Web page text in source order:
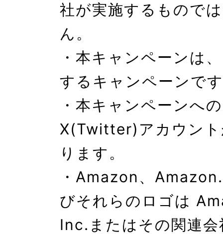
社が実施するもので
ん。
・本キャンペーンは
するキャンペーンで
・本キャンペーンへ
X(Twitter)アカウント
ります。
・Amazon、
びそれらのロゴは
Inc.またはその関連